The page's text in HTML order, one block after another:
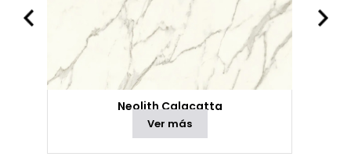
Neolith Calacatta
Ver más